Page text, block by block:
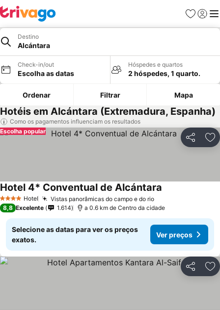
Favoritos
Iniciar
Destino
Alcántara
Check-in/out
Escolha as datas
Hóspedes e quartos
2 hóspedes, 1 quarto.
Ordenar Filtrar Mapa
Hotéis em Alcántara (Extremadura, Espanha)
Como os pagamentos influenciam os resultados
Partilhar
Escolha popular
4 EstrelasHotel Vistas panorâmicas do campo e do rio
Hotel 4* Conventual de Alcántara
8,8 Excelente 1.614 a 0.6 km de Centro da cidade
Selecione as datas para ver os preços
exatos.
Ver preços
Partilhar